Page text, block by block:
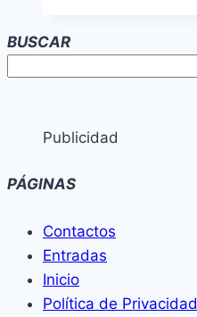
BUSCAR
Publicidad
PÁGINAS
Contactos
Entradas
Inicio
Política de Privacidad